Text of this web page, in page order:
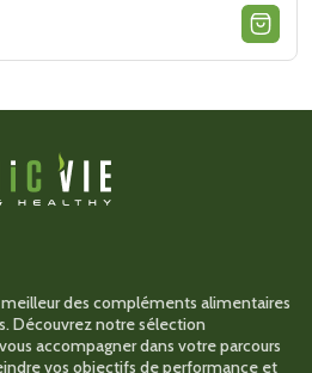
des compléments alimentaires
Découvrez notre sélection
accompagner dans votre parcours
vos objectifs de performance et